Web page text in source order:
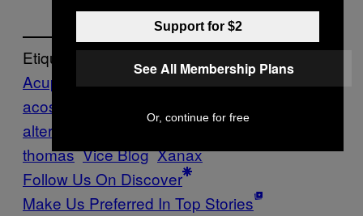
Etiquetado:
Acupuntura Cultură depresión Drogas fárm
acos
alternativa
medicinas
thomas Vice Blog Xanax
Follow Us On Discover
Make Us Preferred In Top Stories
Support for $2
See All Membership Plans
Or, continue for free